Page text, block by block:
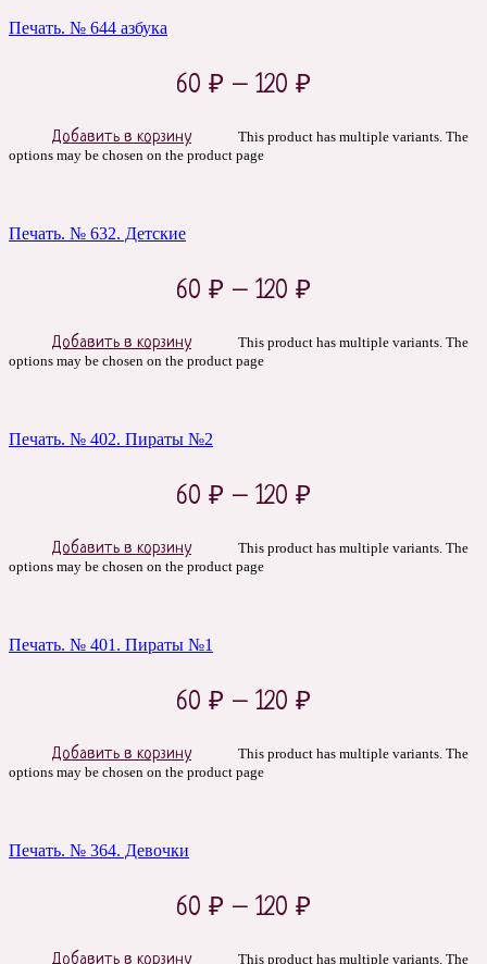
Печать. № 644 азбука
60 ₽ – 120 ₽
Добавить в корзину
This product has multiple variants. The
options may be chosen on the product page
Печать. № 632. Детские
60 ₽ – 120 ₽
Добавить в корзину
This product has multiple variants. The
options may be chosen on the product page
Печать. № 402. Пираты №2
60 ₽ – 120 ₽
Добавить в корзину
This product has multiple variants. The
options may be chosen on the product page
Печать. № 401. Пираты №1
60 ₽ – 120 ₽
Добавить в корзину
This product has multiple variants. The
options may be chosen on the product page
Печать. № 364. Девочки
60 ₽ – 120 ₽
This product has multiple variants. The